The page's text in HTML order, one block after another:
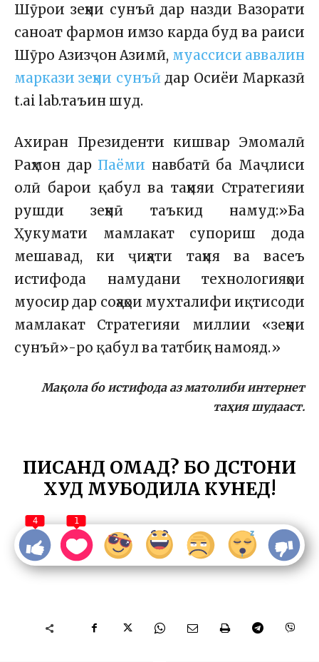
Шӯрои зеҳни сунъӣ дар назди Вазорати
саноат фармон имзо карда буд ва раиси
Шӯро Азизҷон Азимӣ, муассиси аввалин
маркази зеҳни сунъӣдар Осиёи Марказӣ
t.ai lab.таъин шуд.
Ахиран Президенти кишвар Эмомалӣ
Раҳмон дар Паёми навбатӣ ба Маҷлиси
олӣ барои қабул ва таҳияи Стратегияи
рушди зеҳнӣ таъкид намуд:»Ба
Ҳукумати мамлакат супориш дода
мешавад, ки ҷиҳати таҳия ва васеъ
истифода намудани технологияҳои
муосир дар соҳаҳои мухталифи иқтисоди
мамлакат Стратегияи миллии «зеҳни
сунъӣ»-ро қабул ва татбиқ намояд.»
Мақола бо истифода аз матолиби интернет
таҳия шудааст.
ПИСАНД ОМАД? БО ДӮСТОНИ
ХУД МУБОДИЛА КУНЕД!
4 1